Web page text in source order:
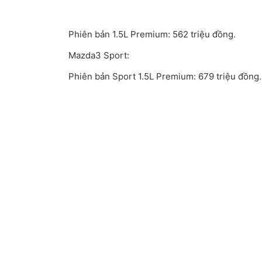
Phiên bản 1.5L Premium: 562 triệu đồng.
Mazda3 Sport:
Phiên bản Sport 1.5L Premium: 679 triệu đồng.